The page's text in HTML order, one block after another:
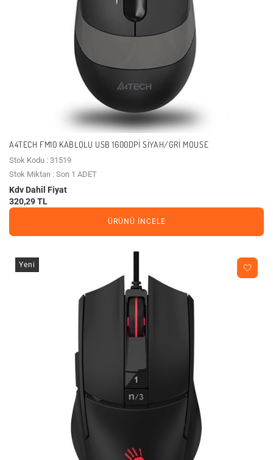
A4TECH FM10 KABLOLU USB 1600DPI SIYAH/GRI MOUSE
Stok Kodu : 31519
Stok Miktarı : Son 1 ADET
Kdv Dahil Fiyat
320,29 TL
ÜRÜNÜ İNCELE
Yeni